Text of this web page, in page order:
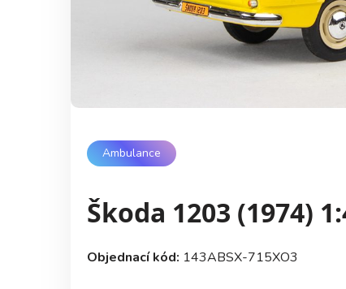
Ambulance
Škoda 1203 (1974)
Objednací kód: 143ABSX-715XO3